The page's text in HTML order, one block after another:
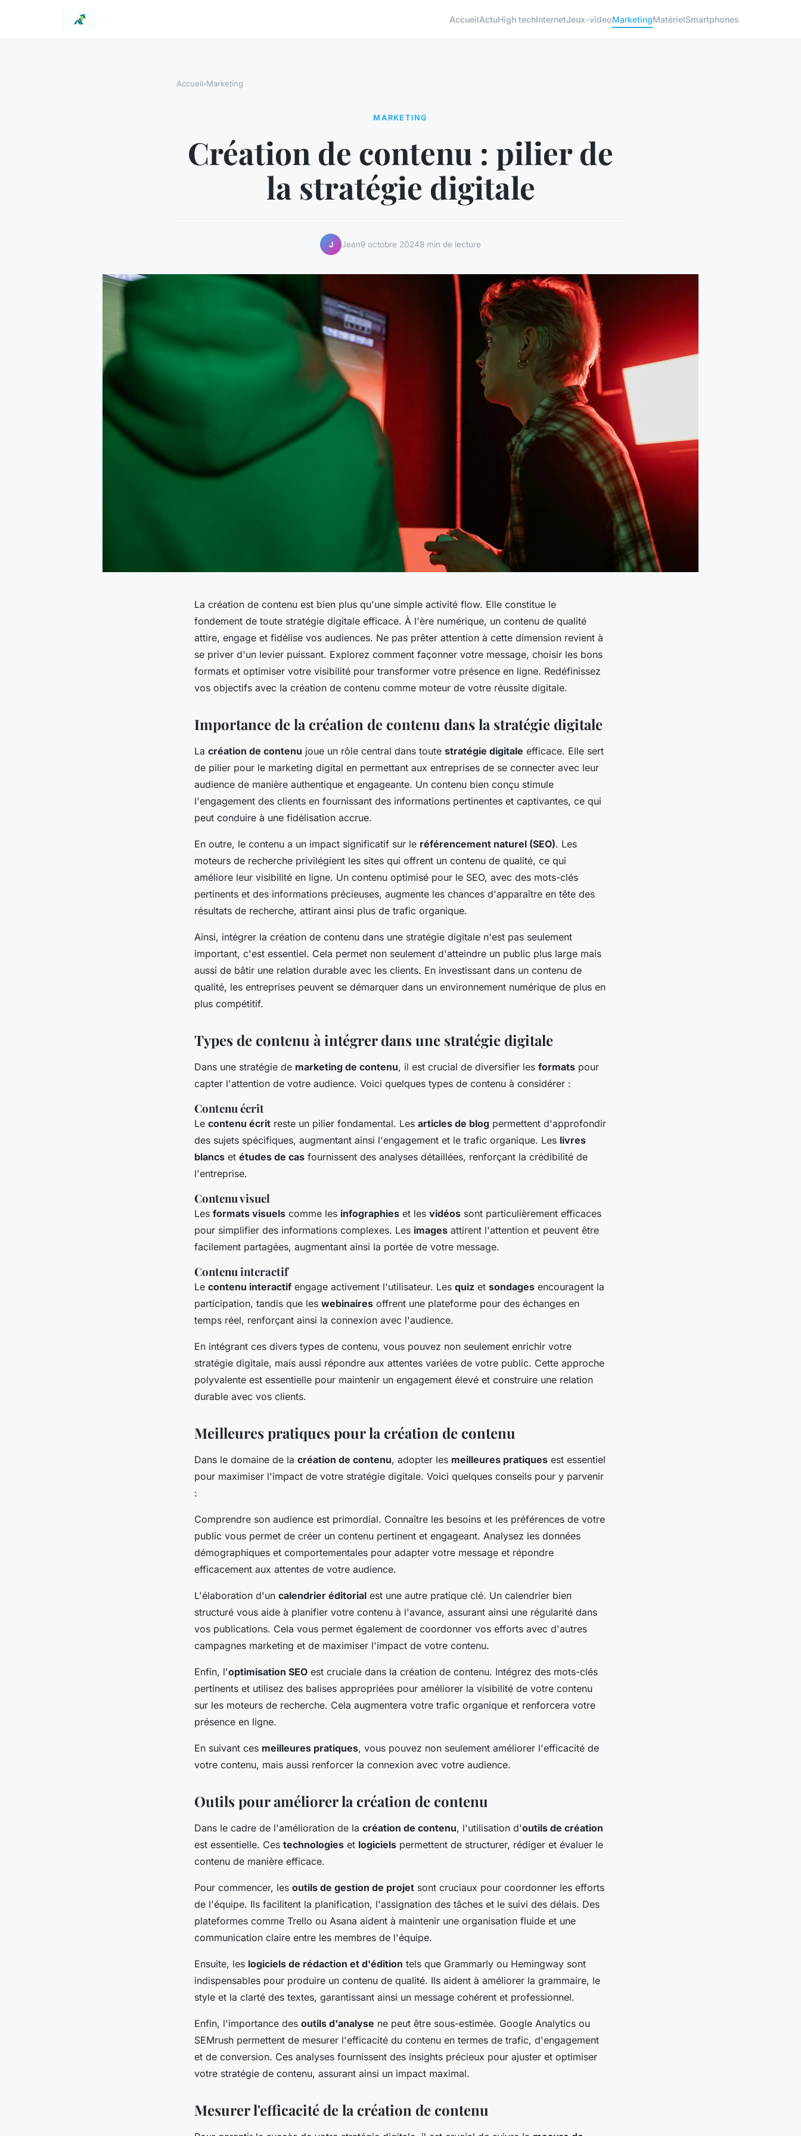
AccueilActuHigh techInternetJeux-videoMarketingMatérielSmartphones
Accueil›Marketing
MARKETING
Création de contenu : pilier de
la stratégie digitale
J Jean9 octobre 20248 min de lecture
La création de contenu est bien plus qu'une simple activité flow. Elle constitue le
fondement de toute stratégie digitale efficace. À l'ère numérique, un contenu de qualité
attire, engage et fidélise vos audiences. Ne pas prêter attention à cette dimension revient à
se priver d'un levier puissant. Explorez comment façonner votre message, choisir les bons
formats et optimiser votre visibilité pour transformer votre présence en ligne. Redéfinissez
vos objectifs avec la création de contenu comme moteur de votre réussite digitale.
Importance de la création de contenu dans la stratégie digitale
La création de contenu joue un rôle central dans toute stratégie digitale efficace. Elle sert
de pilier pour le marketing digital en permettant aux entreprises de se connecter avec leur
audience de manière authentique et engageante. Un contenu bien conçu stimule
l'engagement des clients en fournissant des informations pertinentes et captivantes, ce qui
peut conduire à une fidélisation accrue.
En outre, le contenu a un impact significatif sur le référencement naturel (SEO). Les
moteurs de recherche privilégient les sites qui offrent un contenu de qualité, ce qui
améliore leur visibilité en ligne. Un contenu optimisé pour le SEO, avec des mots-clés
pertinents et des informations précieuses, augmente les chances d'apparaître en tête des
résultats de recherche, attirant ainsi plus de trafic organique.
Ainsi, intégrer la création de contenu dans une stratégie digitale n'est pas seulement
important, c'est essentiel. Cela permet non seulement d'atteindre un public plus large mais
aussi de bâtir une relation durable avec les clients. En investissant dans un contenu de
qualité, les entreprises peuvent se démarquer dans un environnement numérique de plus en
plus compétitif.
Types de contenu à intégrer dans une stratégie digitale
Dans une stratégie de marketing de contenu, il est crucial de diversifier les formats pour
capter l'attention de votre audience. Voici quelques types de contenu à considérer :
Contenu écrit
Le contenu écrit reste un pilier fondamental. Les articles de blog permettent d'approfondir
des sujets spécifiques, augmentant ainsi l'engagement et le trafic organique. Les livres
blancs et études de cas fournissent des analyses détaillées, renforçant la crédibilité de
l'entreprise.
Contenu visuel
Les formats visuels comme les infographies et les vidéos sont particulièrement efficaces
pour simplifier des informations complexes. Les images attirent l'attention et peuvent être
facilement partagées, augmentant ainsi la portée de votre message.
Contenu interactif
Le contenu interactif engage activement l'utilisateur. Les quiz et sondages encouragent la
participation, tandis que les webinaires offrent une plateforme pour des échanges en
temps réel, renforçant ainsi la connexion avec l'audience.
En intégrant ces divers types de contenu, vous pouvez non seulement enrichir votre
stratégie digitale, mais aussi répondre aux attentes variées de votre public. Cette approche
polyvalente est essentielle pour maintenir un engagement élevé et construire une relation
durable avec vos clients.
Meilleures pratiques pour la création de contenu
Dans le domaine de la création de contenu, adopter les meilleures pratiques est essentiel
pour maximiser l'impact de votre stratégie digitale. Voici quelques conseils pour y parvenir
:
Comprendre son audience est primordial. Connaître les besoins et les préférences de votre
public vous permet de créer un contenu pertinent et engageant. Analysez les données
démographiques et comportementales pour adapter votre message et répondre
efficacement aux attentes de votre audience.
L'élaboration d'un calendrier éditorial est une autre pratique clé. Un calendrier bien
structuré vous aide à planifier votre contenu à l'avance, assurant ainsi une régularité dans
vos publications. Cela vous permet également de coordonner vos efforts avec d'autres
campagnes marketing et de maximiser l'impact de votre contenu.
Enfin, l'optimisation SEO est cruciale dans la création de contenu. Intégrez des mots-clés
pertinents et utilisez des balises appropriées pour améliorer la visibilité de votre contenu
sur les moteurs de recherche. Cela augmentera votre trafic organique et renforcera votre
présence en ligne.
En suivant ces meilleures pratiques, vous pouvez non seulement améliorer l'efficacité de
votre contenu, mais aussi renforcer la connexion avec votre audience.
Outils pour améliorer la création de contenu
Dans le cadre de l'amélioration de la création de contenu, l'utilisation d'outils de création
est essentielle. Ces technologies et logiciels permettent de structurer, rédiger et évaluer le
contenu de manière efficace.
Pour commencer, les outils de gestion de projet sont cruciaux pour coordonner les efforts
de l'équipe. Ils facilitent la planification, l'assignation des tâches et le suivi des délais. Des
plateformes comme Trello ou Asana aident à maintenir une organisation fluide et une
communication claire entre les membres de l'équipe.
Ensuite, les logiciels de rédaction et d'édition tels que Grammarly ou Hemingway sont
indispensables pour produire un contenu de qualité. Ils aident à améliorer la grammaire, le
style et la clarté des textes, garantissant ainsi un message cohérent et professionnel.
Enfin, l'importance des outils d'analyse ne peut être sous-estimée. Google Analytics ou
SEMrush permettent de mesurer l'efficacité du contenu en termes de trafic, d'engagement
et de conversion. Ces analyses fournissent des insights précieux pour ajuster et optimiser
votre stratégie de contenu, assurant ainsi un impact maximal.
Mesurer l'efficacité de la création de contenu